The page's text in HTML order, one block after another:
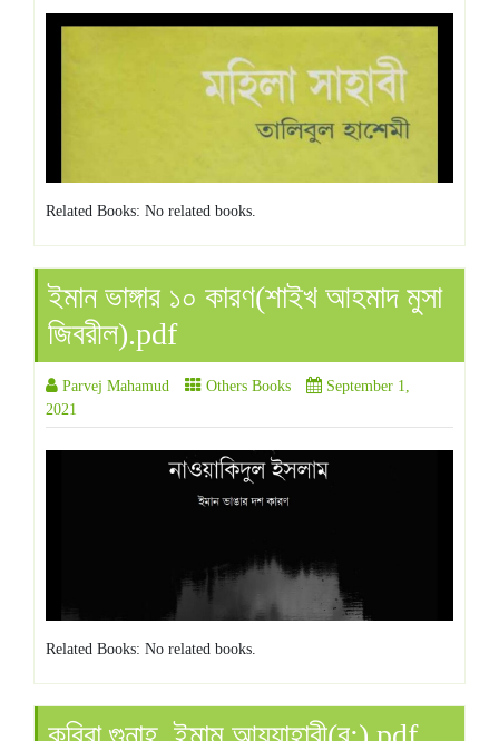
Related Books: No related books.
ইমান ভাঙ্গার ১০ কারণ(শাইখ আহমাদ মুসা
জিবরীল).pdf
Parvej Mahamud Others Books
September 1,
2021
Related Books: No related books.